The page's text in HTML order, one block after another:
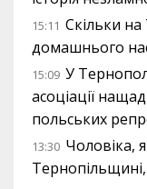
15:11 Скільки
домашнього
15:09 У
асоціації
польських
13:30 Чоловіка,